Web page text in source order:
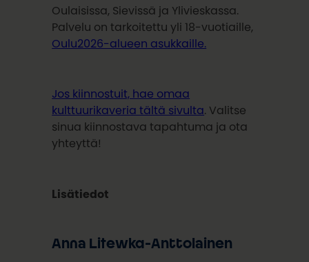
Oulaisissa, Sievissä ja Ylivieskassa.
Palvelu on tarkoitettu yli 18-vuotiaille,
Oulu2026-alueen asukkaille.
Jos kiinnostuit, hae omaa
kulttuurikaveria tältä sivulta. Valitse
sinua kiinnostava tapahtuma ja ota
yhteyttä!
Lisätiedot
Anna Litewka-Anttolainen